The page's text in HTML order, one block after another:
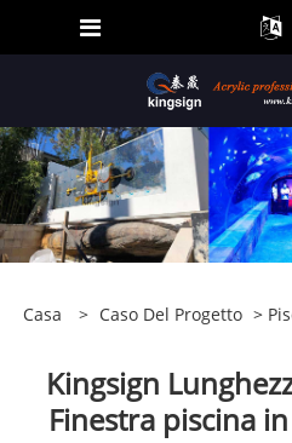
Casa > Caso Del Progetto >
Kingsign
Finestra piscina